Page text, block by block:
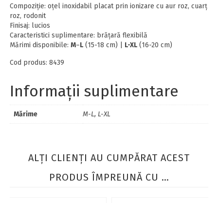
Compoziţie: oţel inoxidabil placat prin ionizare cu aur roz, cuarț
roz, rodonit
Finisaj: lucios
Caracteristici suplimentare: brăţară flexibilă
Mărimi disponibile: M–L (15-18 cm) | L-XL (16-20 cm)
Cod produs: 8439
Informații suplimentare
Mărime M-L, L-XL
ALŢI CLIENŢI AU CUMPĂRAT ACEST
PRODUS ÎMPREUNĂ CU …